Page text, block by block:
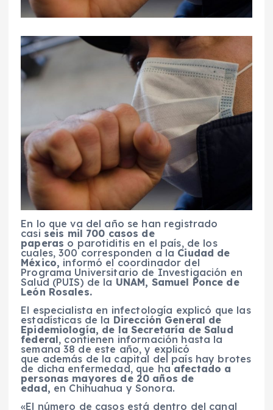
En lo que va del año se han registrado
casi seis mil 700 casos de
paperas o parotiditis en el país, de los
cuales, 300 corresponden a la Ciudad de
México, informó el coordinador del
Programa Universitario de Investigación en
Salud (PUIS) de la UNAM, Samuel Ponce de
León Rosales.
El especialista en infectología explicó que las
estadísticas de la Dirección General de
Epidemiología, de la Secretaría de Salud
federal, contienen información hasta la
semana 38 de este año, y explicó
que además de la capital del país hay brotes
de dicha enfermedad, que haafectado a
personas mayores de 20 años de
edad, en Chihuahua y Sonora.
«El número de casos está dentro del canal